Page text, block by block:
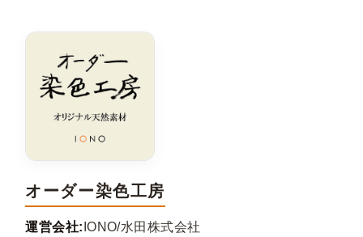
オーダー染色工房
運営会社: IONO/水田株式会社